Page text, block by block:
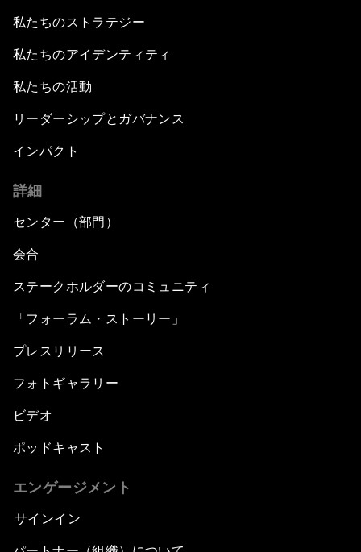
私たちのストラテジー
私たちのアイデンティティ
私たちの活動
リーダーシップとガバナンス
インパクト
詳細
センター（部門）
会合
ステークホルダーのコミュニティ
「フォーラム・ストーリー」
プレスリリース
フォトギャラリー
ビデオ
ポッドキャスト
エンゲージメント
サインイン